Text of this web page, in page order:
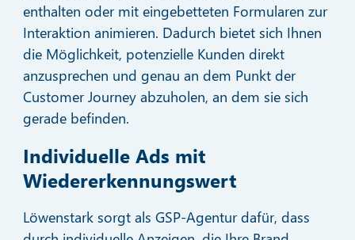
enthalten oder mit eingebetteten Formularen zur
Interaktion animieren. Dadurch bietet sich Ihnen
die Möglichkeit, potenzielle Kunden direkt
anzusprechen und genau an dem Punkt der
Customer Journey abzuholen, an dem sie sich
gerade befinden.
Individuelle Ads mit
Wiedererkennungswert
Löwenstark sorgt als GSP-Agentur dafür, dass